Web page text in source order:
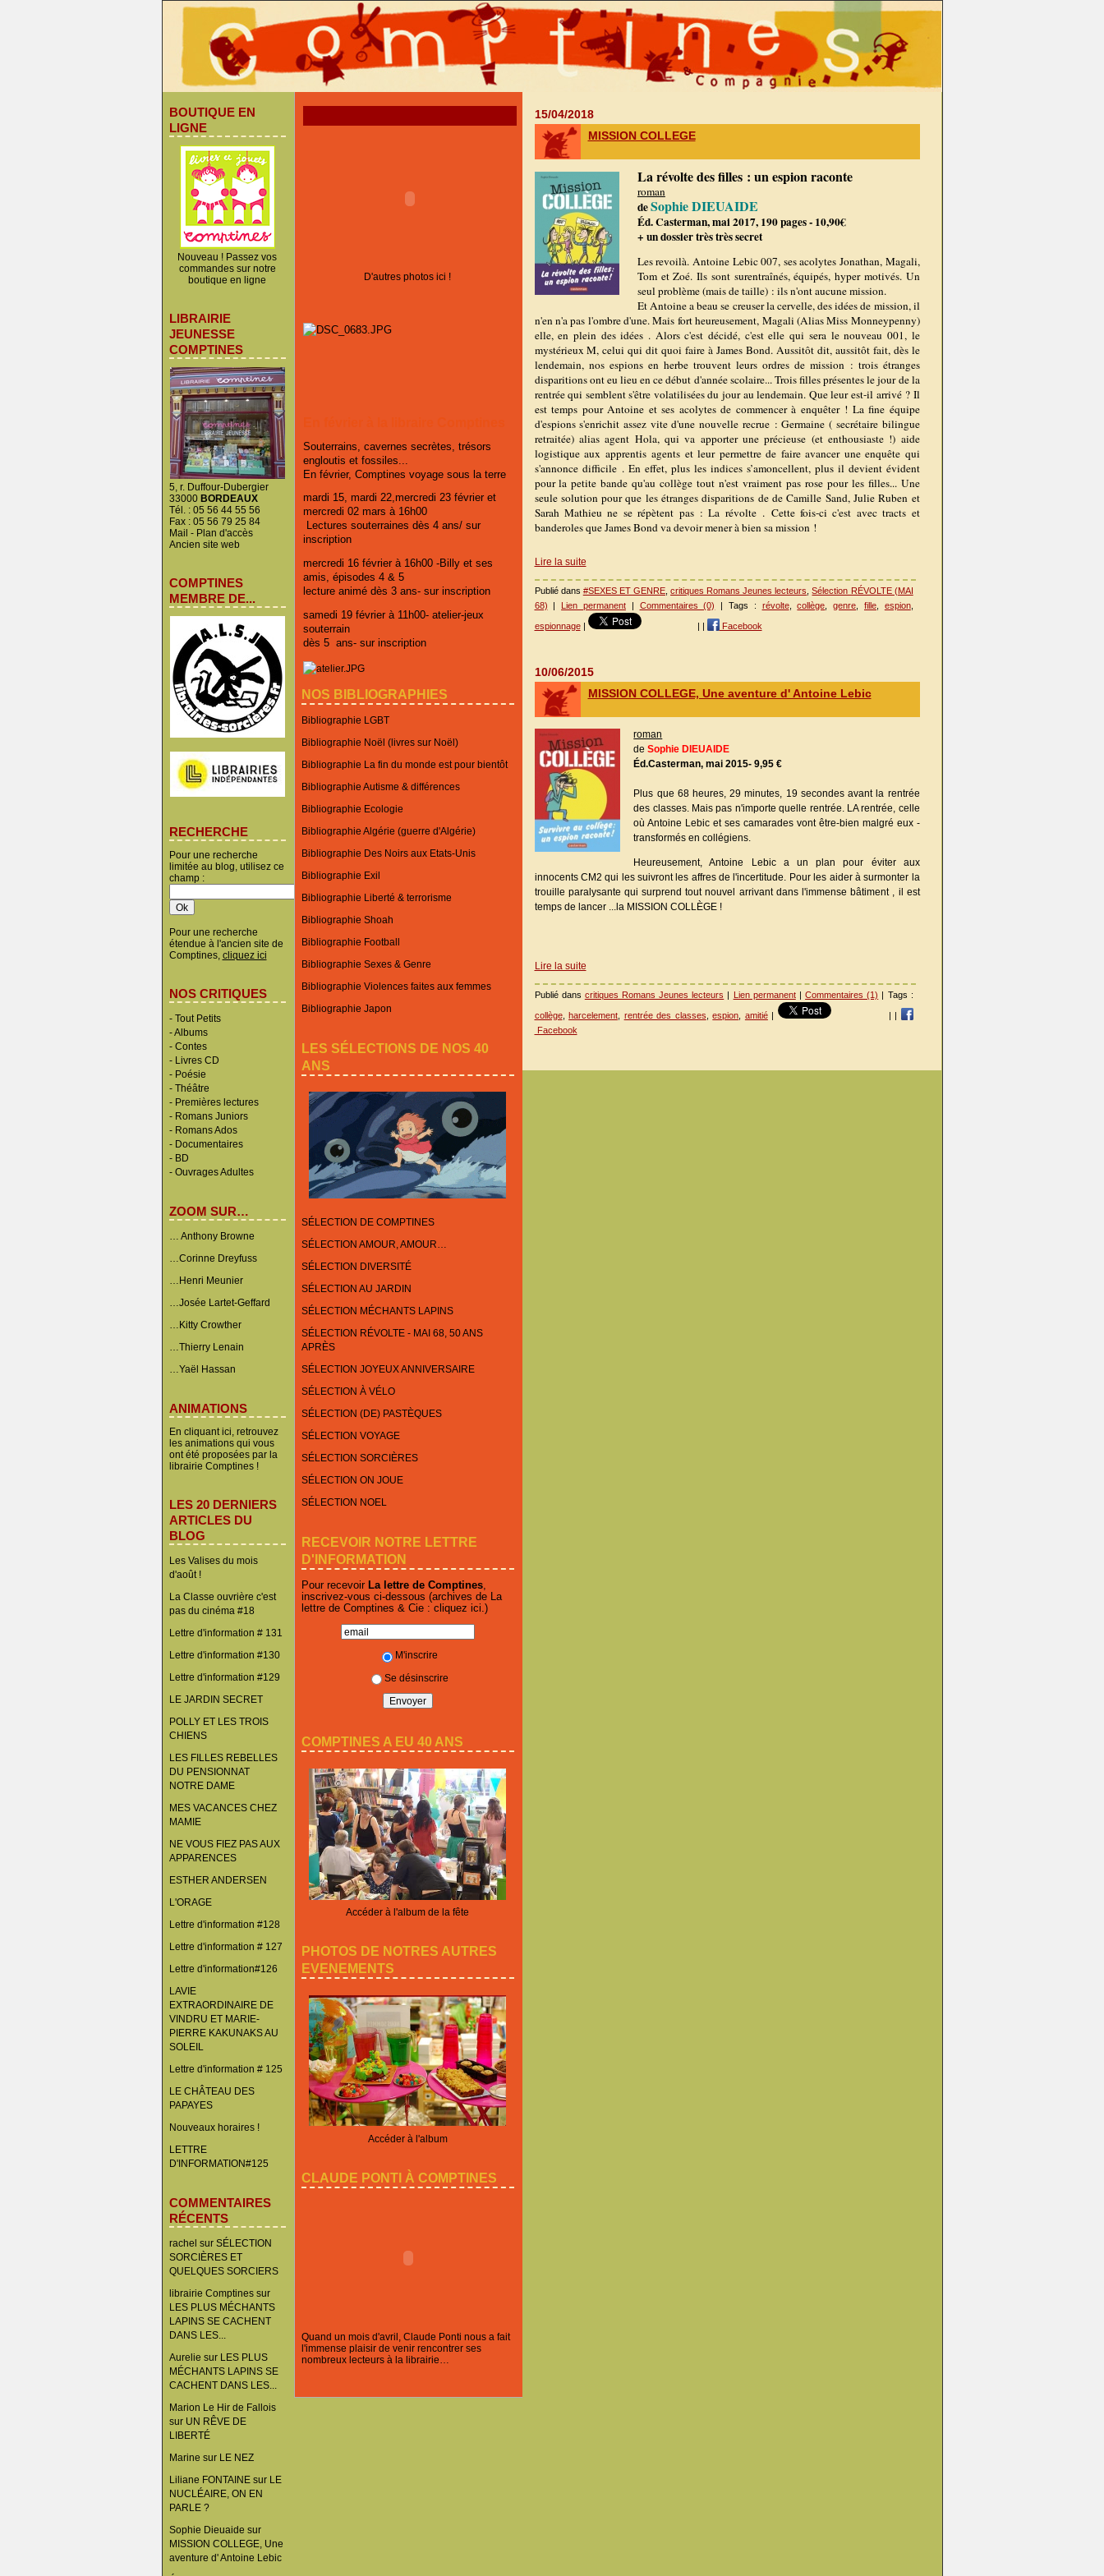
BOUTIQUE EN
LIGNE
Nouveau ! Passez vos
commandes sur notre
boutique en ligne
LIBRAIRIE
JEUNESSE
COMPTINES
5, r. Duffour-Dubergier
33000 BORDEAUX
Tél. : 05 56 44 55 56
Fax : 05 56 79 25 84
Mail - Plan d'accès
Ancien site web
COMPTINES
MEMBRE DE...
RECHERCHE
Pour une recherche
limitée au blog, utilisez ce
champ :
Pour une recherche
étendue à l'ancien site de
Comptines, cliquez ici
NOS CRITIQUES
- Tout Petits
-Albums
- Contes
- Livres CD
- Poésie
- Théâtre
- Premières lectures
- Romans Juniors
- Romans Ados
- Documentaires
- BD
- Ouvrages Adultes
ZOOM SUR…
… Anthony Browne
…Corinne Dreyfuss
…Henri Meunier
…Josée Lartet-Geffard
…Kitty Crowther
…Thierry Lenain
…Yaël Hassan
ANIMATIONS
En cliquant ici, retrouvez
les animations qui vous
ont été proposées par la
librairie Comptines !
LES 20 DERNIERS
ARTICLES DU
BLOG
Les Valises du mois
d'août !
La Classe ouvrière c'est
pas du cinéma #18
Lettre d'information # 131
Lettre d'information #130
Lettre d'information #129
LE JARDIN SECRET
POLLY ET LES TROIS
CHIENS
LES FILLES REBELLES
DU PENSIONNAT
NOTRE DAME
MES VACANCES CHEZ
MAMIE
NE VOUS FIEZ PAS AUX
APPARENCES
ESTHER ANDERSEN
L'ORAGE
Lettre d'information #128
Lettre d'information # 127
Lettre d'information#126
LAVIE
EXTRAORDINAIRE DE
VINDRU ET MARIE-
PIERRE KAKUNAKS AU
SOLEIL
Lettre d'information # 125
LE CHÂTEAU DES
PAPAYES
Nouveaux horaires !
LETTRE
D'INFORMATION#125
COMMENTAIRES
RÉCENTS
rachel sur SÉLECTION
SORCIÈRES ET
QUELQUES SORCIERS
librairie Comptinessur
LES PLUS MÉCHANTS
LAPINS SE CACHENT
DANS LES...
Aurelie sur LES PLUS
MÉCHANTS LAPINS SE
CACHENT DANS LES...
Marion Le Hir de Fallois
sur UN RÊVE DE
LIBERTÉ
Marine sur LE NEZ
Liliane FONTAINEsur LE
NUCLÉAIRE, ON EN
PARLE ?
Sophie Dieuaide sur
MISSION COLLEGE, Une
aventure d' Antoine Lebic
D'autres photos ici !
Souterrains, cavernes secrètes, trésors
engloutis et fossiles...
En février, Comptines voyage sous la terre
mardi 15, mardi 22,mercredi 23 février et
mercredi 02 mars à 16h00
Lectures souterraines dès 4 ans/ sur
inscription
mercredi 16 février à 16h00 -Billy et ses
amis, épisodes 4 & 5
lecture animé dès 3 ans- sur inscription
samedi 19 février à 11h00- atelier-jeux
souterrain
dès 5 ans- sur inscription
NOS BIBLIOGRAPHIES
Bibliographie LGBT
Bibliographie Noël (livres sur Noël)
Bibliographie La fin du monde est pour bientôt
Bibliographie Autisme & différences
Bibliographie Ecologie
Bibliographie Algérie (guerre d'Algérie)
Bibliographie Des Noirs aux Etats-Unis
Bibliographie Exil
Bibliographie Liberté & terrorisme
Bibliographie Shoah
Bibliographie Football
Bibliographie Sexes & Genre
Bibliographie Violences faites aux femmes
Bibliographie Japon
LES SÉLECTIONS DE NOS 40
ANS
SÉLECTION DE COMPTINES
SÉLECTION AMOUR, AMOUR…
SÉLECTION DIVERSITÉ
SÉLECTION AU JARDIN
SÉLECTION MÉCHANTS LAPINS
SÉLECTION RÉVOLTE - MAI 68, 50 ANS
APRÈS
SÉLECTION JOYEUX ANNIVERSAIRE
SÉLECTION À VÉLO
SÉLECTION (DE) PASTÈQUES
SÉLECTION VOYAGE
SÉLECTION SORCIÈRES
SÉLECTION ON JOUE
SÉLECTION NOEL
RECEVOIR NOTRE LETTRE
D'INFORMATION
Pour recevoir La lettre de Comptines,
inscrivez-vous ci-dessous (archives de La
lettre de Comptines & Cie : cliquez ici .)
M'inscrire
Se désinscrire
COMPTINES A EU 40 ANS
Accéder à l'album de la fête
PHOTOS DE NOTRES AUTRES
EVENEMENTS
Accéder à l'album
CLAUDE PONTI À COMPTINES
Quand un mois d'avril, Claude Ponti nous a fait
l'immense plaisir de venir rencontrer ses
nombreux lecteurs à la librairie…
15/04/2018
MISSION COLLEGE
La révolte des filles : un espion raconte
roman
deSophie DIEUAIDE
Éd. Casterman, mai 2017, 190 pages - 10,90€
+ un dossier très très secret
Les revoilà. Antoine Lebic 007, ses acolytes Jonathan, Magali,
Tom et Zoé. Ils sont surentraînés, équipés, hyper motivés. Un
seul problème (mais de taille) : ils n'ont aucune mission.
Et Antoine a beau se creuser la cervelle, des idées de mission, il
n'en n'a pas l'ombre d'une. Mais fort heureusement, Magali (Alias Miss Monneypenny)
elle, en plein des idées . Alors c'est décidé, c'est elle qui sera le nouveau 001, le
mystérieux M, celui qui dit quoi faire à James Bond. Aussitôt dit, aussitôt fait, dès le
lendemain, nos espions en herbe trouvent leurs ordres de mission : trois étranges
disparitions ont eu lieu en ce début d'année scolaire... Trois filles présentes le jour de la
rentrée qui semblent s'être volatilisées du jour au lendemain. Que leur est-il arrivé ? Il
est temps pour Antoine et ses acolytes de commencer à enquêter ! La fine équipe
d'espions s'enrichit assez vite d'une nouvelle recrue : Germaine ( secrétaire bilingue
retraitée) alias agent Hola, qui va apporter une précieuse (et enthousiaste !) aide
logistique aux apprentis agents et leur permettre de faire avancer une enquête qui
s'annonce difficile . En effet, plus les indices s’amoncellent, plus il devient évident
pour la petite bande qu'au collège tout n'est vraiment pas rose pour les filles... Une
seule solution pour que les étranges disparitions de de Camille Sand, Julie Ruben et
Sarah Mathieu ne se répètent pas : La révolte . Cette fois-ci c'est avec tracts et
banderoles que James Bond va devoir mener à bien sa mission !
Lire la suite
Publié dans #SEXES ET GENRE,critiques Romans Jeunes lecteurs ,Sélection RÉVOLTE (MAI
68) | Lien permanent| Commentaires (0) | Tags : révolte,collège ,genre fille, espion,
espionnage| | | Facebook
10/06/2015
MISSION COLLEGE, Une aventure d' Antoine Lebic
roman
deSophie DIEUAIDE
Éd.Casterman, mai 2015- 9,95 €
Plus que 68 heures, 29 minutes, 19 secondes avant la rentrée
des classes. Mais pas n'importe quelle rentrée. LA rentrée, celle
où Antoine Lebic et ses camarades vont être-bien malgré eux -
transformés en collégiens.
Heureusement, Antoine Lebic a un plan pour éviter aux
innocents CM2 qui les suivront les affres de l'incertitude. Pour les aider à surmonter la
trouille paralysante qui surprend tout nouvel arrivant dans l'immense bâtiment , il est
temps de lancer ...la MISSION COLLÈGE !
Lire la suite
Publié dans critiques Romans Jeunes lecteurs | Lien permanent|Commentaires (1) | Tags :
collège,harcelement rentrée des classes ,espion amitié| | |
Facebook